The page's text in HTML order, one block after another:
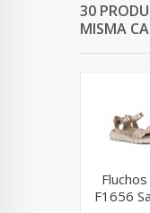
30
MISMA
F1656